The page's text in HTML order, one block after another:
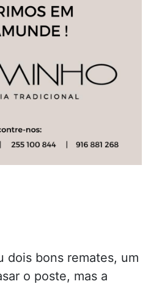
dois bons remates, um
o poste, mas a